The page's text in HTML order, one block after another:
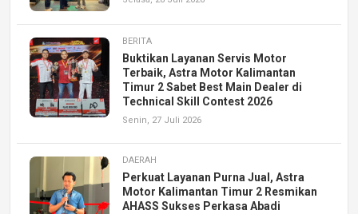
BERITA
Buktikan Layanan Servis Motor
Terbaik, Astra Motor Kalimantan
Timur 2 Sabet Best Main Dealer di
Technical Skill Contest 2026
Senin, 27 Juli 2026
DAERAH
Perkuat Layanan Purna Jual, Astra
Motor Kalimantan Timur 2 Resmikan
AHASS Sukses Perkasa Abadi